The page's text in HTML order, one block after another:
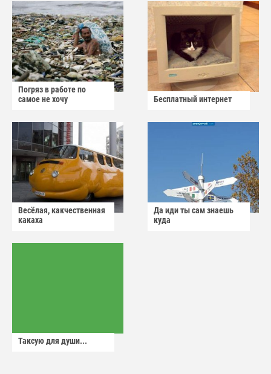
Погряз в работе по
самое не хочу
Бесплатный интернет
Весёлая, какчественная
какаха
Да иди ты сам знаешь
куда
Таксую для души...